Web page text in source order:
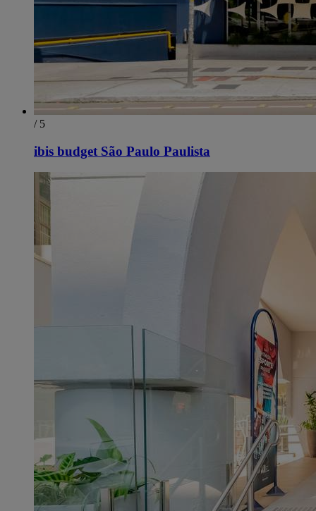
/ 5
ibis budget São Paulo Paulista